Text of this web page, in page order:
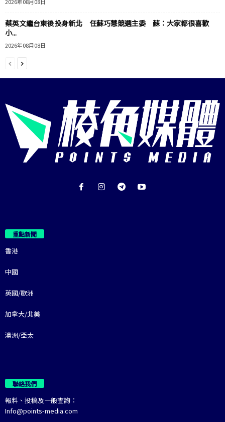
2026年08月08日
蔡英文繼台東後投身新北 任蘇巧慧競選主委 蘇：大家都很喜歡
小...
2026年08月08日
重點新聞
香港
中國
英國/歐洲
加拿大/北美
澳洲/亞太
聯絡我們
報料、投稿及一般查詢：
Info@points-media.com